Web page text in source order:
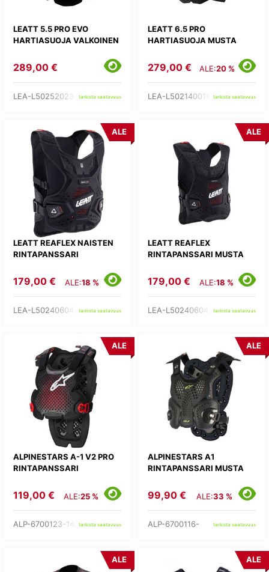
LEATT 5.5 PRO EVO
HARTIASUOJA VALKOINEN
289,00 €
LEA-L502520234-tarkista saatavuus
LEATT 6.5 PRO
HARTIASUOJA MUSTA
279,00 € ALE:20 %
LEA-L502140018-tarkista saatavuus
LEATT REAFLEX NAISTEN
RINTAPANSSARI
ALE
179,00 € ALE:18 %
LEA-L502406044-tarkista saatavuus
LEATT REAFLEX
RINTAPANSSARI MUSTA
ALE
179,00 € ALE:18 %
LEA-L502406042-tarkista saatavuus
ALPINESTARS A-1 V2 PRO
RINTAPANSSARI
ALE
119,00 € ALE:25 %
ALP-6700123-1431-tarkista saatavuus
ALPINESTARS A1
RINTAPANSSARI MUSTA
ALE
99,90 € ALE:33 %
ALP-6700116- tarkista saatavuus
ALE ALE